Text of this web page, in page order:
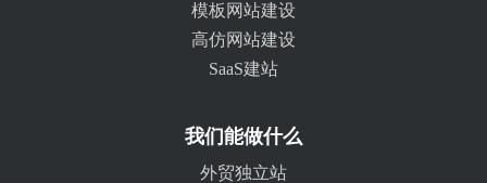
模板网站建设
高仿网站建设
SaaS建站
我们能做什么
外贸独立站